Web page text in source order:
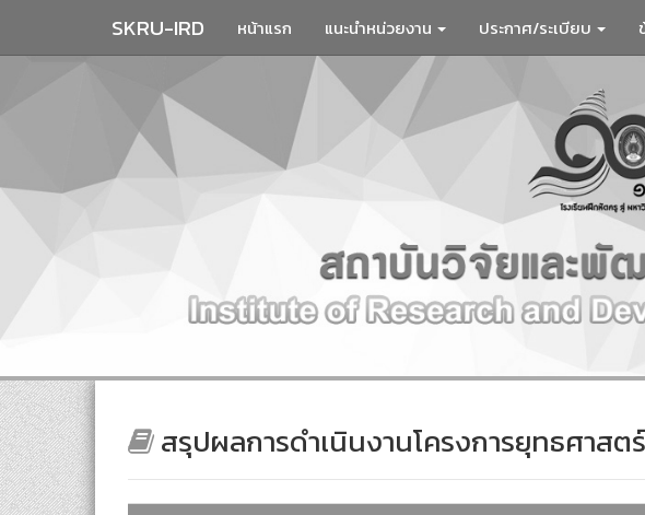
SKRU-IRD หน้าแรก แนะนำหน่วยงาน ประกาศ/ระเบียบ
สรุปผลการดำเนินงานโครงการยุทธศาสตร์